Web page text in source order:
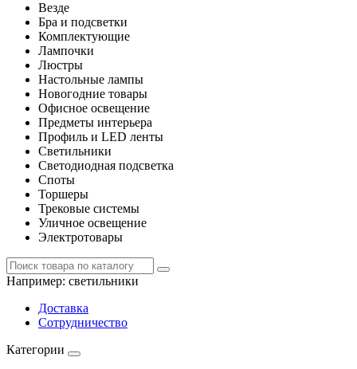
Везде
Бра и подсветки
Комплектующие
Лампочки
Люстры
Настольные лампы
Новогодние товары
Офисное освещение
Предметы интерьера
Профиль и LED ленты
Светильники
Светодиодная подсветка
Споты
Торшеры
Трековые системы
Уличное освещение
Электротовары
Например: светильники
Доставка
Сотрудничество
Категории